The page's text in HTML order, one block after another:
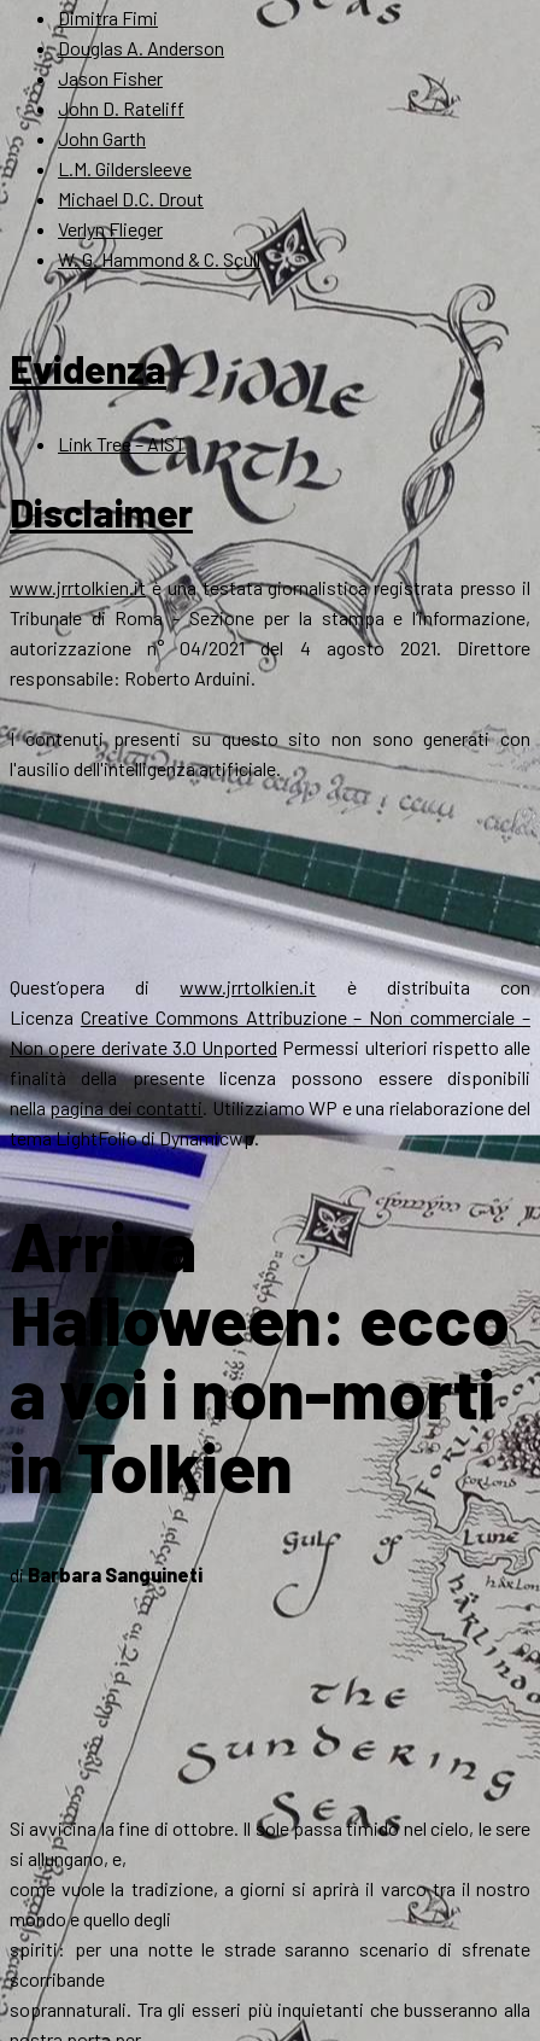
Dimitra Fimi
Douglas A. Anderson
Jason Fisher
John D. Rateliff
John Garth
L.M. Gildersleeve
Michael D.C. Drout
Verlyn Flieger
W. G. Hammond & C. Scull
Evidenza
Link Tree – AIST
Disclaimer
www.jrrtolkien.itè una testata giornalistica registrata presso il
Tribunale di Roma - Sezione per la stampa e l’informazione,
autorizzazione n° 04/2021 del 4 agosto 2021. Direttore
responsabile: Roberto Arduini.
I contenuti presenti su questo sito non sono generati con
l'ausilio dell'intelligenza artificiale.
Quest’opera diwww.jrrtolkien.it è distribuita con
Licenza Creative Commons Attribuzione – Non commerciale –
Non opere derivate 3.0 Unported Permessi ulteriori rispetto alle
finalità della presente licenza possono essere disponibili
nellapagina dei contatti. Utilizziamo WP e una rielaborazione del
tema LightFolio di Dynamicwp.
Arriva
Halloween: ecco
a voi i non-morti
in Tolkien
diBarbara Sanguineti
Si avvicina la fine di ottobre. Il sole passa timido nel cielo, le sere
si allungano, e,
come vuole la tradizione, a giorni si aprirà il varco tra il nostro
mondo e quello degli
spiriti: per una notte le strade saranno scenario di sfrenate
scorribande
soprannaturali. Tra gli esseri più inquietanti che busseranno alla